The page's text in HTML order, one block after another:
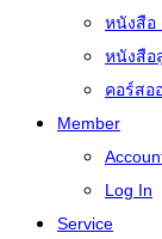
หนังสือ
หนังสือ
คอร์สอ
Member
Log In
Service